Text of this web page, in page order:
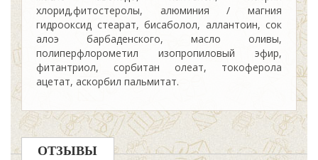
хлорид,фитостеролы, алюминия / магния
гидрооксид стеарат, бисаболол, аллантоин, сок
алоэ барбаденского, масло оливы,
полиперфлорометил изопропиловый эфир,
фитантриол, сорбитан олеат, токоферола
ацетат, аскорбил пальмитат.
ОТЗЫВЫ